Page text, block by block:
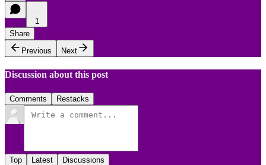
1
Share
Previous
Next
Discussion about this post
Comments Restacks
Top Latest Discussions